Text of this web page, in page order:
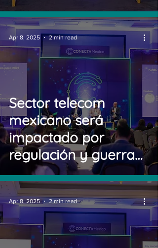
Sector telecom
mexicano será
impactado por
regulación y guerra
comercial
Apr 8, 2025 2 min read
Apr 8, 2025 2 min read